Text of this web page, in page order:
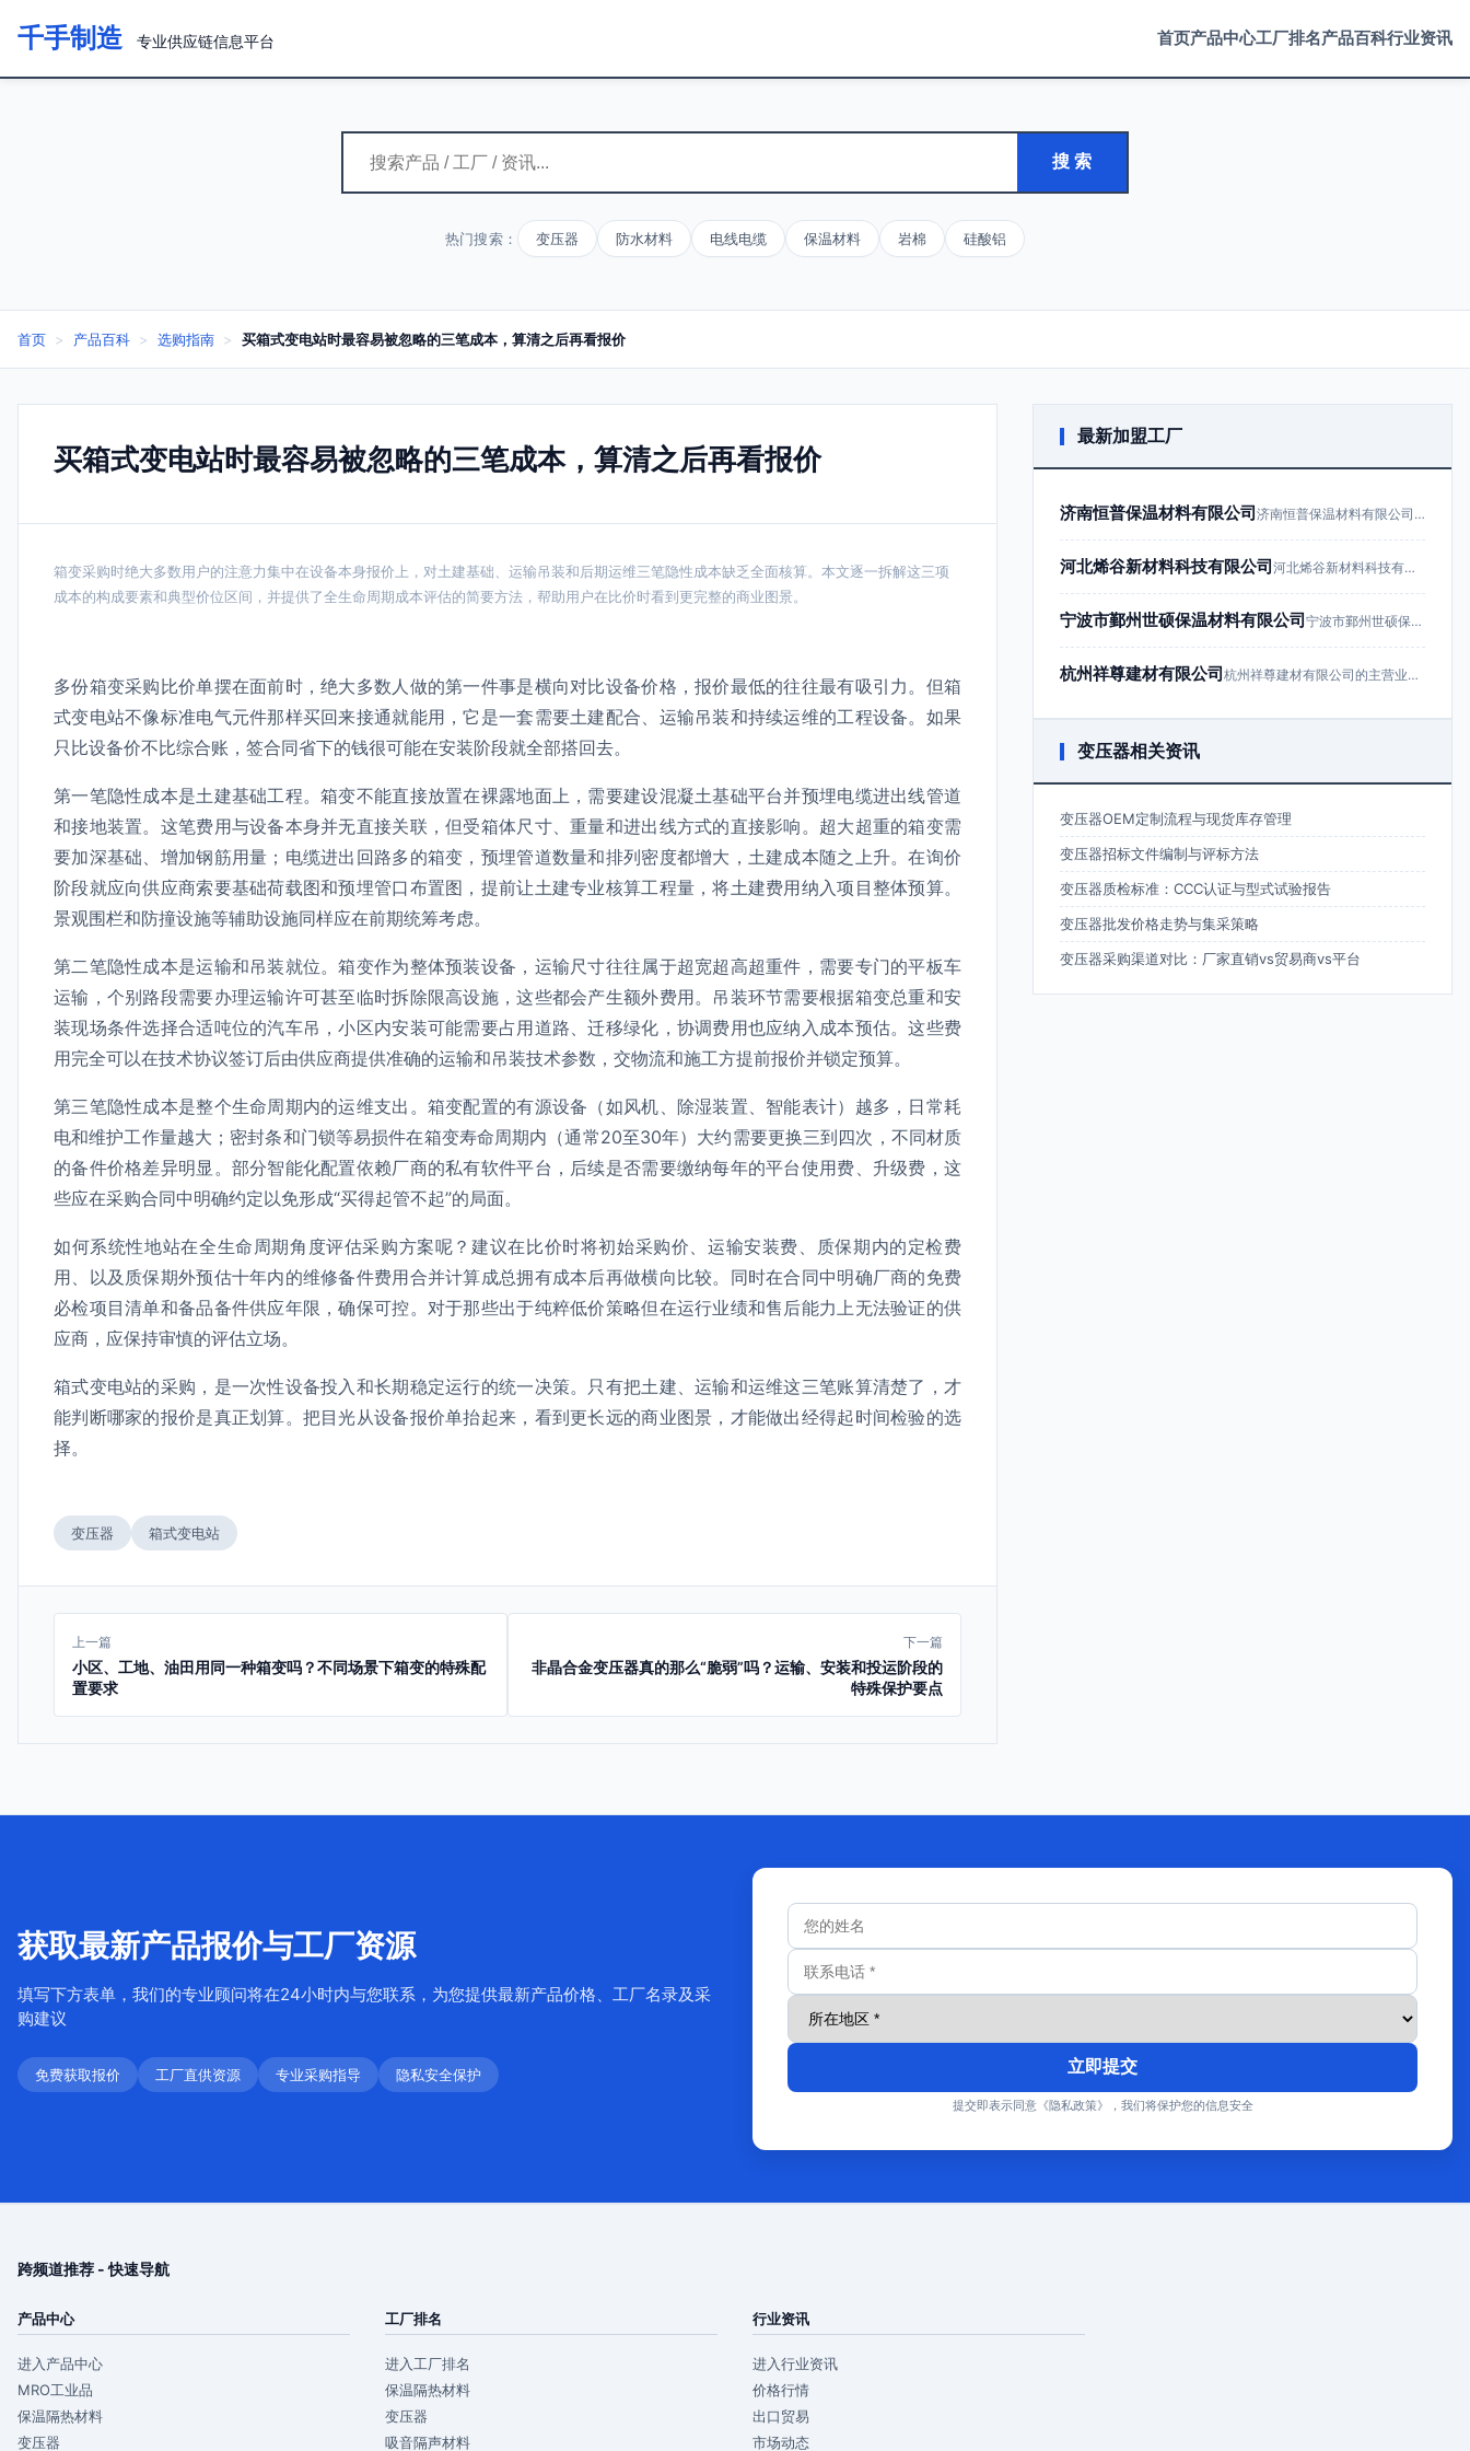
千手制造 专业供应链信息平台 首页产品中心工厂排名产品百科行业资讯
搜 索
热门搜索： 变压器 防水材料 电线电缆 保温材料 岩棉 硅酸铝
首页 > 产品百科 > 选购指南 > 买箱式变电站时最容易被忽略的三笔成本，算清之后再看报价
买箱式变电站时最容易被忽略的三笔成本，算清之后再看报价
箱变采购时绝大多数用户的注意力集中在设备本身报价上，对土建基础、运输吊装和后期运维三笔隐性成本缺乏全面核算。本文逐一拆解这三项
成本的构成要素和典型价位区间，并提供了全生命周期成本评估的简要方法，帮助用户在比价时看到更完整的商业图景。
多份箱变采购比价单摆在面前时，绝大多数人做的第一件事是横向对比设备价格，报价最低的往往最有吸引力。但箱
式变电站不像标准电气元件那样买回来接通就能用，它是一套需要土建配合、运输吊装和持续运维的工程设备。如果
只比设备价不比综合账，签合同省下的钱很可能在安装阶段就全部搭回去。
第一笔隐性成本是土建基础工程。箱变不能直接放置在裸露地面上，需要建设混凝土基础平台并预埋电缆进出线管道
和接地装置。这笔费用与设备本身并无直接关联，但受箱体尺寸、重量和进出线方式的直接影响。超大超重的箱变需
要加深基础、增加钢筋用量；电缆进出回路多的箱变，预埋管道数量和排列密度都增大，土建成本随之上升。在询价
阶段就应向供应商索要基础荷载图和预埋管口布置图，提前让土建专业核算工程量，将土建费用纳入项目整体预算。
景观围栏和防撞设施等辅助设施同样应在前期统筹考虑。
第二笔隐性成本是运输和吊装就位。箱变作为整体预装设备，运输尺寸往往属于超宽超高超重件，需要专门的平板车
运输，个别路段需要办理运输许可甚至临时拆除限高设施，这些都会产生额外费用。吊装环节需要根据箱变总重和安
装现场条件选择合适吨位的汽车吊，小区内安装可能需要占用道路、迁移绿化，协调费用也应纳入成本预估。这些费
用完全可以在技术协议签订后由供应商提供准确的运输和吊装技术参数，交物流和施工方提前报价并锁定预算。
第三笔隐性成本是整个生命周期内的运维支出。箱变配置的有源设备（如风机、除湿装置、智能表计）越多，日常耗
电和维护工作量越大；密封条和门锁等易损件在箱变寿命周期内（通常20至30年）大约需要更换三到四次，不同材质
的备件价格差异明显。部分智能化配置依赖厂商的私有软件平台，后续是否需要缴纳每年的平台使用费、升级费，这
些应在采购合同中明确约定以免形成“买得起管不起”的局面。
如何系统性地站在全生命周期角度评估采购方案呢？建议在比价时将初始采购价、运输安装费、质保期内的定检费
用、以及质保期外预估十年内的维修备件费用合并计算成总拥有成本后再做横向比较。同时在合同中明确厂商的免费
必检项目清单和备品备件供应年限，确保可控。对于那些出于纯粹低价策略但在运行业绩和售后能力上无法验证的供
应商，应保持审慎的评估立场。
箱式变电站的采购，是一次性设备投入和长期稳定运行的统一决策。只有把土建、运输和运维这三笔账算清楚了，才
能判断哪家的报价是真正划算。把目光从设备报价单抬起来，看到更长远的商业图景，才能做出经得起时间检验的选
择。
变压器 箱式变电站
上一篇
小区、工地、油田用同一种箱变吗？不同场景下箱变的特殊配
置要求
下一篇
非晶合金变压器真的那么“脆弱”吗？运输、安装和投运阶段的
特殊保护要点
最新加盟工厂
济南恒普保温材料有限公司 济南恒普保温材料有限公司成立于201…
河北烯谷新材料科技有限公司 河北烯谷新材料科技有限公司成立于20…
宁波市鄞州世硕保温材料有限公司 宁波市鄞州世硕保温材料有限公司成立于…
杭州祥尊建材有限公司 杭州祥尊建材有限公司的主营业务为建筑…
变压器相关资讯
变压器OEM定制流程与现货库存管理
变压器招标文件编制与评标方法
变压器质检标准：CCC认证与型式试验报告
变压器批发价格走势与集采策略
变压器采购渠道对比：厂家直销vs贸易商vs平台
获取最新产品报价与工厂资源
填写下方表单，我们的专业顾问将在24小时内与您联系，为您提供最新产品价格、工厂名录及采
购建议
免费获取报价 工厂直供资源 专业采购指导 隐私安全保护 立即提交
提交即表示同意《隐私政策》，我们将保护您的信息安全
跨频道推荐 - 快速导航
产品中心
进入产品中心
MRO工业品
保温隔热材料
变压器
工厂排名
进入工厂排名
保温隔热材料
变压器
吸音隔声材料
行业资讯
进入行业资讯
价格行情
出口贸易
市场动态